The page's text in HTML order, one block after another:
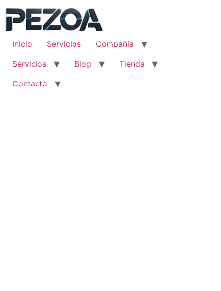
contenido
Inicio
Servicios
Compañía
Servicios
Blog
Tienda
Contacto